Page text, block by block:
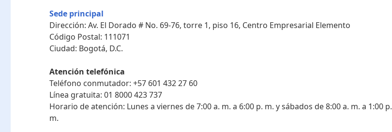
Sede principal
Dirección: Av. El Dorado # No. 69-76, torre 1, piso 16, Centro Empresarial Elemento
Código Postal: 111071
Ciudad: Bogotá, D.C.
Atención telefónica
Teléfono conmutador: +57 601 432 27 60
Línea gratuita: 01 8000 423 737
Horario de atención: Lunes a viernes de 7:00 a. m. a 6:00 p. m. y sábados de 8:00 a. m. a 1:00 p.
m.